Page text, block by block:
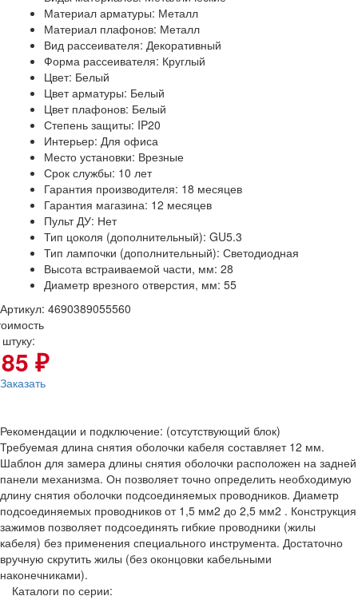
Материал арматуры: Металл
Материал плафонов: Металл
Вид рассеивателя: Декоративный
Форма рассеивателя: Круглый
Цвет: Белый
Цвет арматуры: Белый
Цвет плафонов: Белый
Степень защиты: IP20
Интерьер: Для офиса
Место установки: Врезные
Срок службы: 10 лет
Гарантия производителя: 18 месяцев
Гарантия магазина: 12 месяцев
Пульт ДУ: Нет
Тип цоколя (дополнительный): GU5.3
Тип лампочки (дополнительный): Светодиодная
Высота встраиваемой части, мм: 28
Диаметр врезного отверстия, мм: 55
Артикул: 4690389055560
₽
Заказать
Рекомендации и подключение: (отсутствующий блок)
Требуемая длина снятия оболочки кабеля составляет 12 мм.
Шаблон для замера длины снятия оболочки расположен на задней
панели механизма. Он позволяет точно определить необходимую
длину снятия оболочки подсоединяемых проводников. Диаметр
подсоединяемых проводников от 1,5 мм2 до 2,5 мм2 . Конструкция
зажимов позволяет подсоединять гибкие проводники (жилы
кабеля) без применения специального инструмента. Достаточно
вручную скрутить жилы (без оконцовки кабельными
наконечниками).
Каталоги по серии: